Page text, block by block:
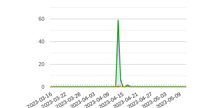
2023-03-162023-03-222023-03-282023-04-032023-04-092023-04-152023-04-212023-04-272023-05-032023-05-09
0
20
40
60